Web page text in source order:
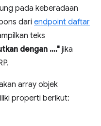
pada keberadaan
dari endpoint daftar
teks
dengan ...." jika
array objek
properti berikut: